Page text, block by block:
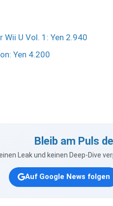
Wii U Vol. 1: Yen 2.940
Yen 4.200
Bleib am Puls
Leak und keinen Deep-Dive
Auf Google News folgen